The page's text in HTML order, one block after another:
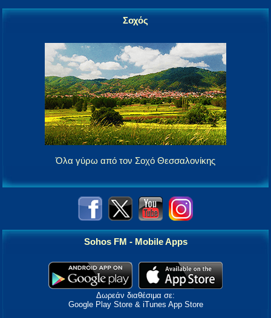
Σοχός
Όλα γύρω από τον Σοχό Θεσσαλονίκης
Sohos FM - Mobile Apps
Δωρεάν διαθέσιμα σε:
Google Play Store & iTunes App Store